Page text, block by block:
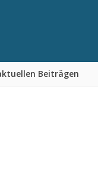
Beiträgen